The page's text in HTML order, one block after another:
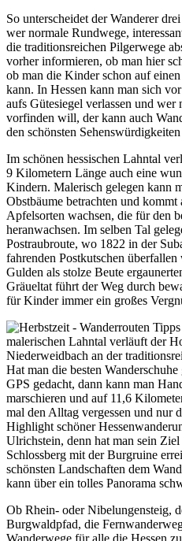
So unterscheidet der Wanderer
wer normale Rundwege,
die traditionsreichen Pilgerwege
vorher informieren, ob man hier
ob man die Kinder schon auf
kann. In Hessen kann man sich
aufs Gütesiegel verlassen und wer
vorfinden will, der kann auch
den schönsten
Im schönen hessischen Lahntal
9 Kilometern Länge auch eine
Kindern. Malerisch gelegen kann
Obstbäume betrachten und
Apfelsorten wachsen, die für den
heranwachsen. Im selben Tal
Postraubroute, wo 1822 in der
fahrenden Postkutschen
Gulden als stolze Beute
Gräueltat führt der Weg durch
für Kinder immer ein großes
malerischen Lahntal verläuft der
Niederweidbach an der
Hat man die besten
GPS gedacht, dann kann man
marschieren und auf 11,6
mal den Alltag vergessen und nur
Highlight schöner
Ulrichstein, denn hat man sein
Schlossberg mit der Burgruine
schönsten Landschaften dem
kann über ein tolles Panorama
Ob Rhein- oder Nibelungensteig,
Burgwaldpfad, die